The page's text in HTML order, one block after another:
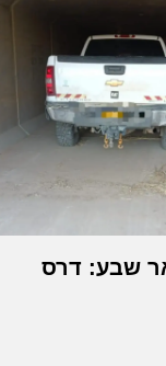
שבע: דרס